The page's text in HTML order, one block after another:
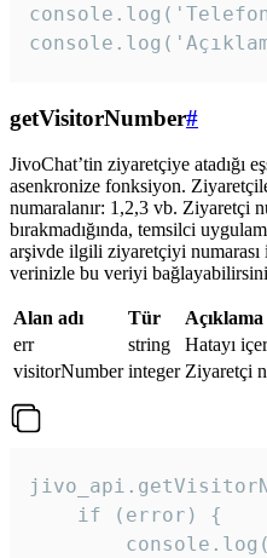
getVisitorNumber#
JivoChat’tin ziyaretçiye atadığı
asenkronize fonksiyon.
numaralanır: 1,2,3 vb. Ziyaretçi
bırakmadığında, temsilci
arşivde ilgili ziyaretçiyi
verinizle bu veriyi
Alan adı Tür
Açıklama
err
string
Hatayı
visitorNumber integer Ziyaretçi
    if (error) {